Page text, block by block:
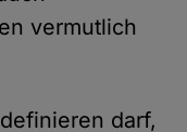
vermutlich
darf,